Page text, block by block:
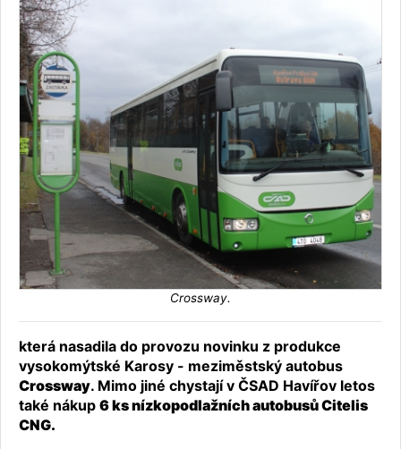
Crossway.
která nasadila do provozu novinku z produkce
vysokomýtské Karosy - meziměstský autobus
Crossway. Mimo jiné chystají v ČSAD Havířov letos
také nákup 6 ks nízkopodlažních autobusů Citelis
CNG.